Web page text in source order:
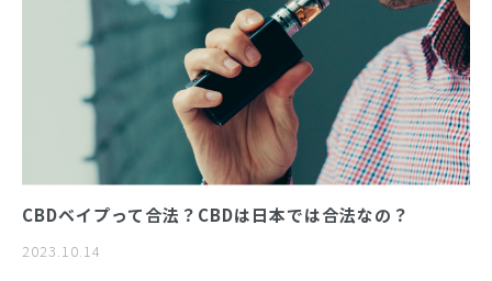
CBDベイプって合法？CBDは日本では合法なの？
2023.10.14